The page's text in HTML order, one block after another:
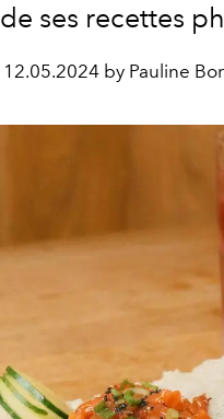
de ses recettes
12.05.2024 by Pauline